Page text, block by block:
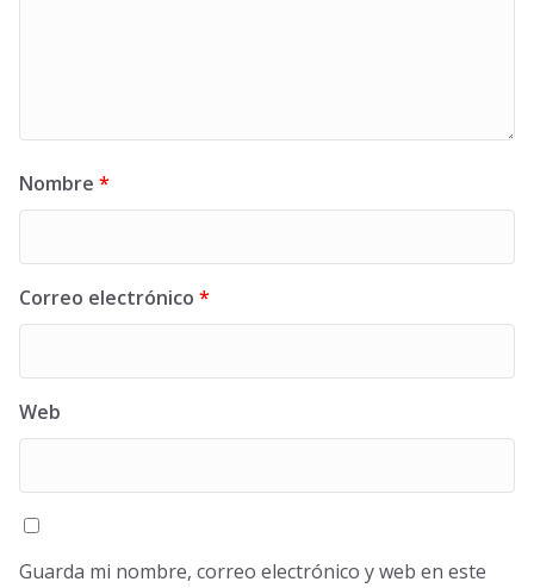
Nombre *
Correo electrónico *
Web
Guarda mi nombre, correo electrónico y web en este